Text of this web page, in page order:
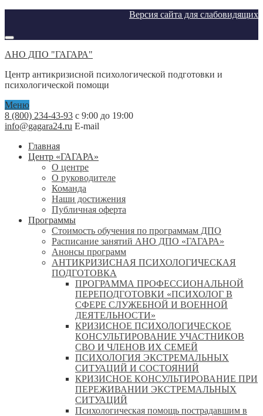
Версия сайта для слабовидящих
АНО ДПО "ГАГАРА"
Центр антикризисной психологической подготовки и
психологической помощи
Меню
8 (800) 234-43-93 с 9:00 до 19:00
info@gagara24.ru E-mail
Главная
Центр «ГАГАРА»
О центре
О руководителе
Команда
Наши достижения
Публичная оферта
Программы
Стоимость обучения по программам ДПО
Расписание занятий АНО ДПО «ГАГАРА»
Анонсы программ
АНТИКРИЗИСНАЯ ПСИХОЛОГИЧЕСКАЯ
ПОДГОТОВКА
ПРОГРАММА ПРОФЕССИОНАЛЬНОЙ
ПЕРЕПОДГОТОВКИ «ПСИХОЛОГ В
СФЕРЕ СЛУЖЕБНОЙ И ВОЕННОЙ
ДЕЯТЕЛЬНОСТИ»
КРИЗИСНОЕ ПСИХОЛОГИЧЕСКОЕ
КОНСУЛЬТИРОВАНИЕ УЧАСТНИКОВ
СВО И ЧЛЕНОВ ИХ СЕМЕЙ
ПСИХОЛОГИЯ ЭКСТРЕМАЛЬНЫХ
СИТУАЦИЙ И СОСТОЯНИЙ
КРИЗИСНОЕ КОНСУЛЬТИРОВАНИЕ ПРИ
ПЕРЕЖИВАНИИ ЭКСТРЕМАЛЬНЫХ
СИТУАЦИЙ
Психологическая помощь пострадавшим в